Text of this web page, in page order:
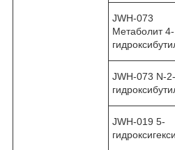
JWH-073
Метаболит 4-
JWH-073 N-2-
JWH-019 5-